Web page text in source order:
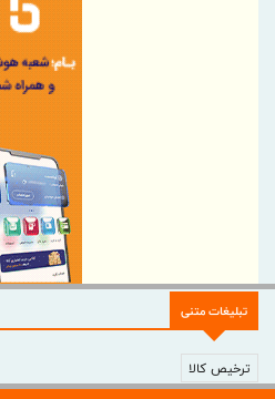
بودجه‌بندی شخصی در دوران تورم |
توکن تکو، تهاتر مطالبات و بدهی‌ها
اعتماد، مهم‌ترین سرمایه بانک و
اثرگذاری بانک اقتصادنوین بر گسترش
كسب جایگاه نخست بانك صنعت و
بازدید وزیر نفت از رسانه‌های روابط
سرپرست روابط عمومی شركت ملی
درخشش نمایندگان بیمه آسیا در
آمادگی بانک مسکن برای برگزاری به
تبلیغات متنی
ترخیص کالا